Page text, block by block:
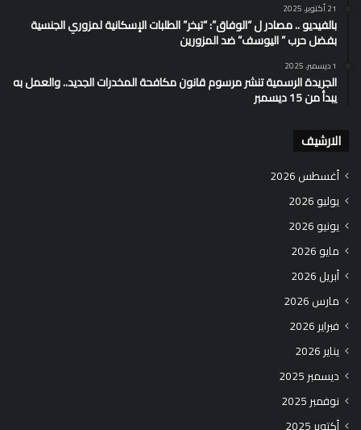
21 أكتوبر، 2025
بالفيديو .. مصادر ل “الوفاق”: “تبخر” الطلبات الإسكانية لمزوري الجنسية
بفضل حرب ” اليوسف” ضد المزورين
1 ديسمبر، 2025
الجريدة الرسمية تنشر مرسوم قانون مكافحة المخدرات الجديد.. والعمل به
يبدأ من 15 ديسمبر
الارشيف
أغسطس 2026
يوليو 2026
يونيو 2026
مايو 2026
أبريل 2026
مارس 2026
فبراير 2026
يناير 2026
ديسمبر 2025
نوفمبر 2025